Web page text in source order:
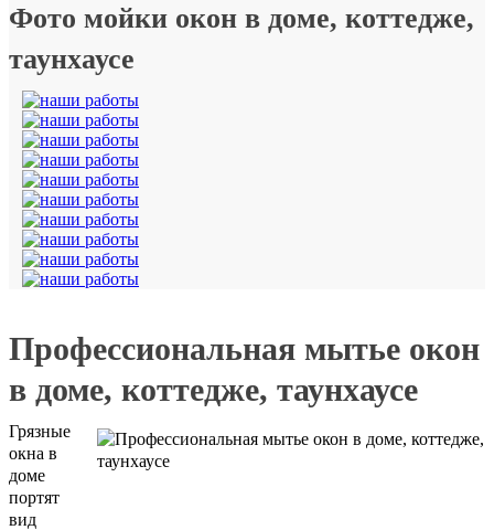
Фото мойки окон в доме, коттедже,
таунхаусе
Профессиональная мытье окон
в доме, коттедже, таунхаусе
Грязные
окна в
доме
портят
вид